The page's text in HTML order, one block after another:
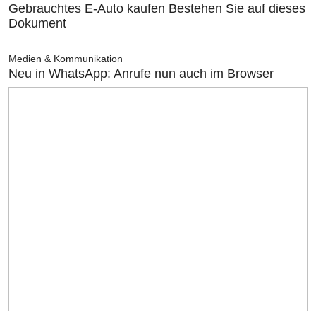
Gebrauchtes E-Auto kaufen Bestehen Sie auf dieses
Dokument
Medien & Kommunikation
Neu in WhatsApp: Anrufe nun auch im Browser